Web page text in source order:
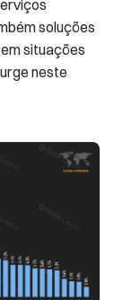
soluções
situações
neste